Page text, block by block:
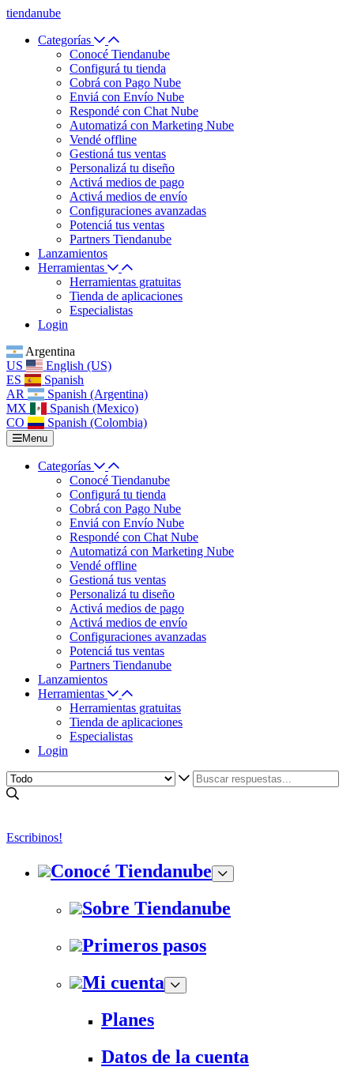
tiendanube
Categorías
Conocé Tiendanube
Configurá tu tienda
Cobrá con Pago Nube
Enviá con Envío Nube
Respondé con Chat Nube
Automatizá con Marketing Nube
Vendé offline
Gestioná tus ventas
Personalizá tu diseño
Activá medios de pago
Activá medios de envío
Configuraciones avanzadas
Potenciá tus ventas
Partners Tiendanube
Lanzamientos
Herramientas
Herramientas gratuitas
Tienda de aplicaciones
Especialistas
Login
Argentina
US
English (US)
ES
Spanish
AR
Spanish (Argentina)
MX
Spanish (Mexico)
CO
Spanish (Colombia)
Menu
Categorías
Conocé Tiendanube
Configurá tu tienda
Cobrá con Pago Nube
Enviá con Envío Nube
Respondé con Chat Nube
Automatizá con Marketing Nube
Vendé offline
Gestioná tus ventas
Personalizá tu diseño
Activá medios de pago
Activá medios de envío
Configuraciones avanzadas
Potenciá tus ventas
Partners Tiendanube
Lanzamientos
Herramientas
Herramientas gratuitas
Tienda de aplicaciones
Especialistas
Login
Escribinos!
Conocé Tiendanube
Sobre Tiendanube
Primeros pasos
Mi cuenta
Planes
Datos de la cuenta